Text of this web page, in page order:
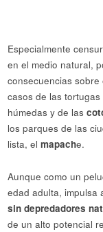
Especialmente
en el medio natural,
consecuencias
casos de las
húmedas y de las
los parques de las
lista, elmapache.
Aunque como un
edad adulta, impulsa
sin depredadores
de un alto potencial